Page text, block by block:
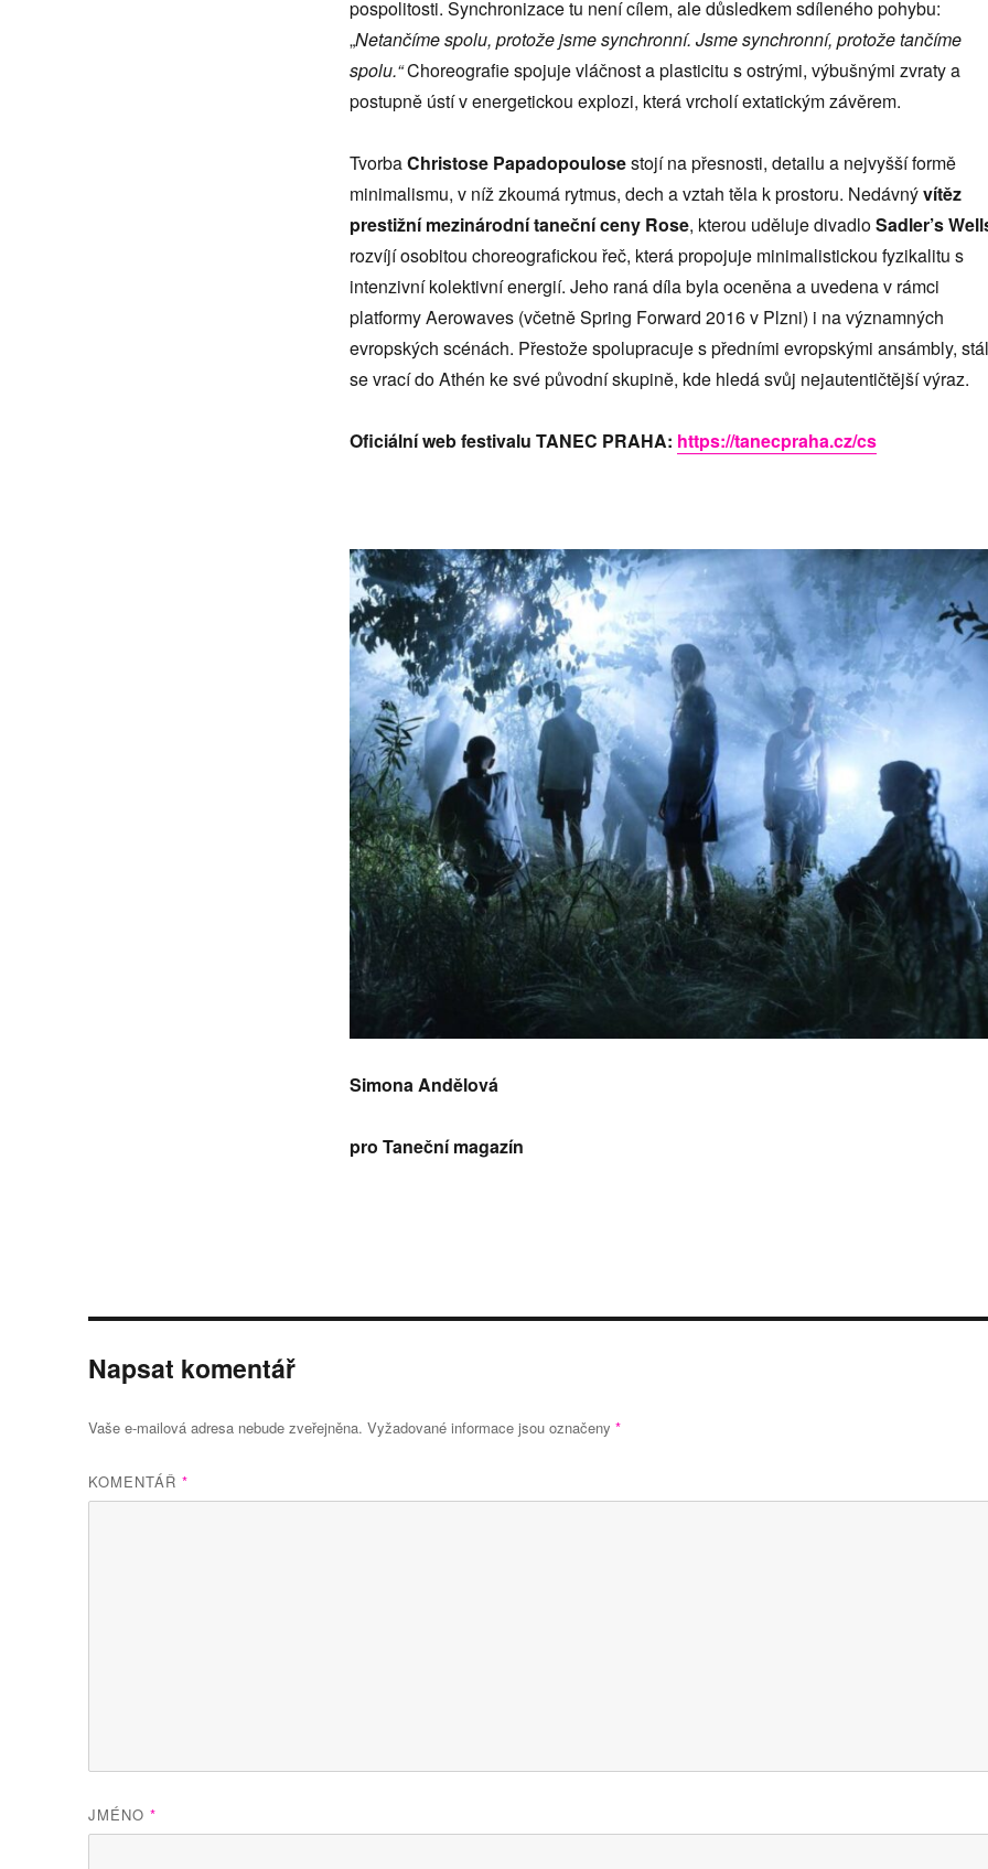
pospolitosti. Synchronizace tu není cílem, ale důsledkem sdíleného pohybu:
„Netančíme spolu, protože jsme synchronní. Jsme synchronní, protože tančíme
spolu.“Choreografie spojuje vláčnost a plasticitu s ostrými, výbušnými zvraty a
postupně ústí v energetickou explozi, která vrcholí extatickým závěrem.
TvorbaChristose Papadopoulosestojí na přesnosti, detailu a nejvyšší formě
minimalismu, v níž zkoumá rytmus, dech a vztah těla k prostoru. Nedávnývítěz
prestižní mezinárodní taneční ceny Rose, kterou uděluje divadloSadler’s
rozvíjí osobitou choreografickou řeč, která propojuje minimalistickou fyzikalitu s
intenzivní kolektivní energií. Jeho raná díla byla oceněna a uvedena v rámci
platformy Aerowaves (včetně Spring Forward 2016 v Plzni) i na významných
evropských scénách. Přestože spolupracuje s předními evropskými ansámbly,
se vrací do Athén ke své původní skupině, kde hledá svůj nejautentičtější výraz.
Oficiální web festivalu TANEC PRAHA: https://tanecpraha.cz/cs
Simona Andělová
pro Taneční magazín
Napsat komentář
Vaše e-mailová adresa nebude zveřejněna. Vyžadované informace jsou označeny*
KOMENTÁŘ*
JMÉNO*